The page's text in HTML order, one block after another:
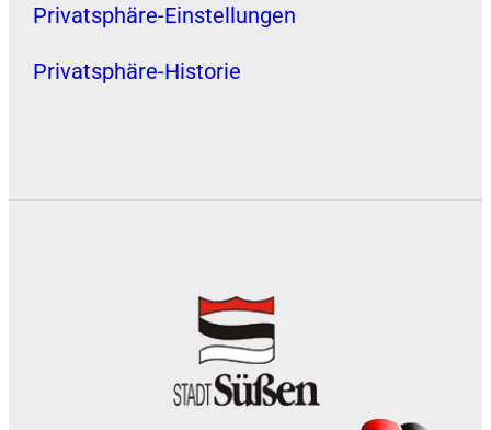
Privatsphäre-Einstellungen
Privatsphäre-Historie